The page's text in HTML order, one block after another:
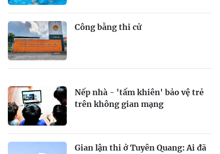
Công bằng thi cử
Nếp nhà - 'tấm khiên' bảo vệ trẻ
trên không gian mạng
Gian lận thi ở Tuyên Quang: Ai đã